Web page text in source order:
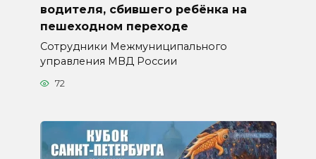
водителя, сбившего ребёнка на
пешеходном переходе
Сотрудники Межмуниципального
управления МВД России
72